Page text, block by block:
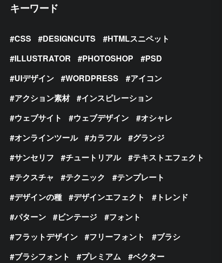
キーワード
CSS DESIGNCUTS
HTMLスニペット
ILLUSTRATOR
PHOTOSHOP
PSD
UIデザイン
WORDPRESS
アイコン
アクション素材
インスピレーション
ウェブサイト
ウェブデザイン
オシャレ
オンラインツール
カラフル
グランジ
サンセリフ
チュートリアル
テキストエフェクト
テクスチャ
テクニック
テンプレート
デザインの種
デザインエフェクト
トレンド
パターン
ビンテージ
フォント
フラットデザイン
フリーフォント
ブラシ
ブラシフォント
プレミアム
ベクター